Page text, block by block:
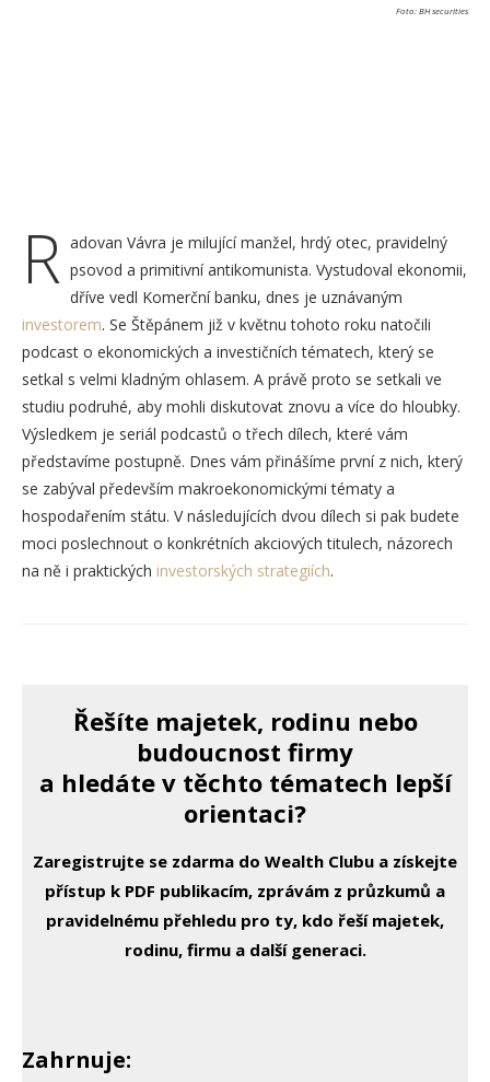
Foto: BH securities
R adovan Vávra je milující manžel, hrdý otec, pravidelný
psovod a primitivní antikomunista. Vystudoval ekonomii,
dříve vedl Komerční banku, dnes je uznávaným
investorem. Se Štěpánem již v květnu tohoto roku natočili
podcast o ekonomických a investičních tématech, který se
setkal s velmi kladným ohlasem. A právě proto se setkali ve
studiu podruhé, aby mohli diskutovat znovu a více do hloubky.
Výsledkem je seriál podcastů o třech dílech, které vám
představíme postupně. Dnes vám přinášíme první z nich, který
se zabýval především makroekonomickými tématy a
hospodařením státu. V následujících dvou dílech si pak budete
moci poslechnout o konkrétních akciových titulech, názorech
na ně i praktických investorských strategiích.
Řešíte majetek, rodinu nebo
budoucnost firmy
a hledáte v těchto tématech lepší
orientaci?
Zaregistrujte se zdarma do Wealth Clubu a získejte
přístup k PDF publikacím, zprávám z průzkumů a
pravidelnému přehledu pro ty, kdo řeší majetek,
rodinu, firmu a další generaci.
Zahrnuje: